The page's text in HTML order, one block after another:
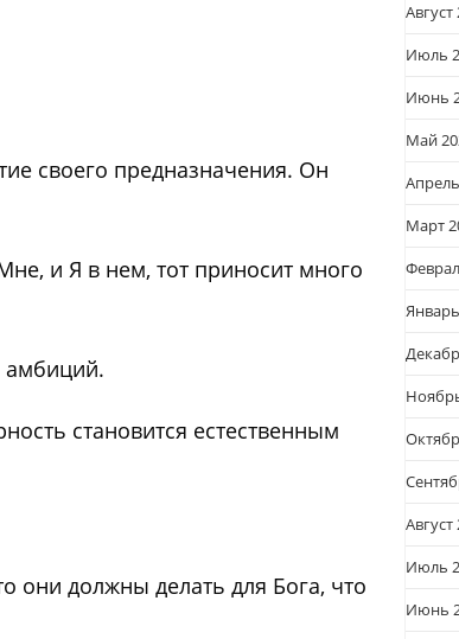
своего предназначения. Он
и Я в нем, тот приносит много
амбиций.
становится естественным
они должны делать для Бога, что
Август
Июль
Июнь
Май
Март
Август
Июль
Июнь